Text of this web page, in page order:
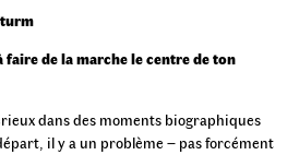
faire de la marche le centre de ton
dans des moments biographiques
il y a un problème – pas forcément